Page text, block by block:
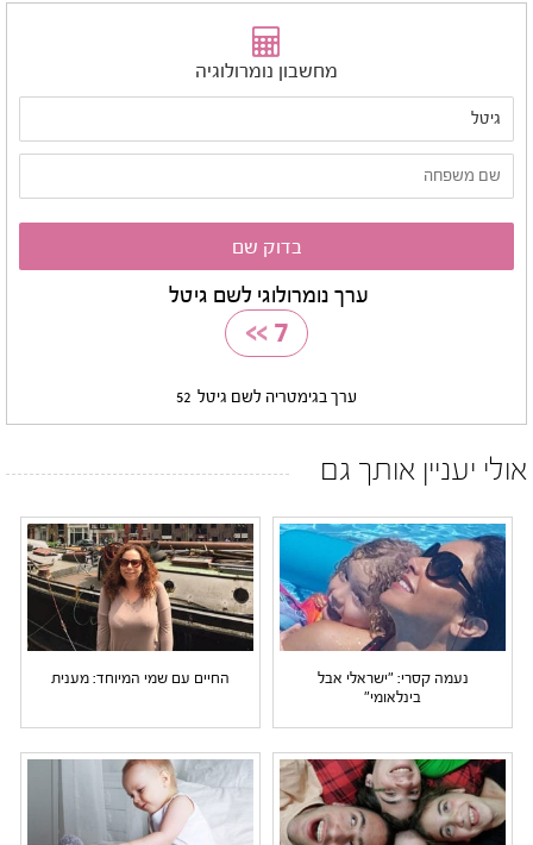
מחשבון נומרולוגיה
ערך נומרולוגי לשם גיטל
7
>>
ערך בגימטריה לשם גיטל 52
אולי יעניין אותך גם
נעמה קסרי: "ישראלי אבל
בינלאומי"
החיים עם שמי המיוחד: מענית